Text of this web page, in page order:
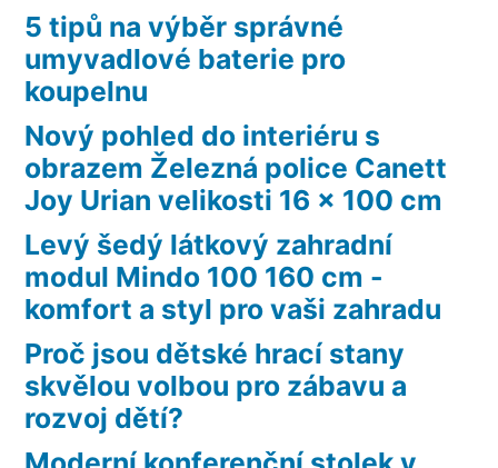
5 tipů na výběr správné
umyvadlové baterie pro
koupelnu
Nový pohled do interiéru s
obrazem Železná police Canett
Joy Urian velikosti 16 x 100 cm
Levý šedý látkový zahradní
modul Mindo 100 160 cm -
komfort a styl pro vaši zahradu
Proč jsou dětské hrací stany
skvělou volbou pro zábavu a
rozvoj dětí?